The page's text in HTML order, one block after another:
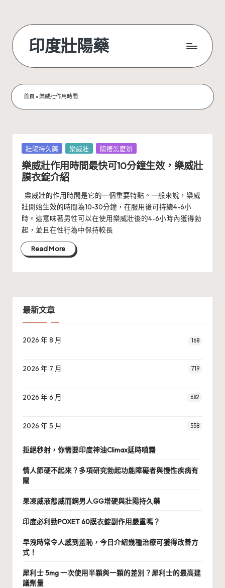
content
印度壯陽藥
首頁»樂威壯作用時間
Posted
in
壯陽持久藥 樂威壯 陽痿怎麼辦
樂威壯作用時間最快可10分鐘生效，樂威壯
膜衣錠介紹
樂威壯的作用時間是它的一個重要特點。一般來說，樂威
壯開始生效的時間為10-30分鐘，在服用後可持續4-6小
時。這意味著男性可以在使用樂威壯後的4-6小時內獲得勃
起，並且在性行為中保持較長
Read More
最新文章
2026 年 8 月 168
2026 年 7 月 719
2026 年 6 月 682
2026 年 5 月 558
拒絕秒射，你需要印度神油Climax延時噴霧
情人節硬不起來？多項研究勃起功能障礙者與慢性疾病有
關
果凍威液態威而鋼男人GG增硬與壯陽持久藥
印度必利勁POXET 60膜衣錠副作用嚴重嗎？
早洩時常令人感到羞恥，今日介紹幾種治療可獲得改善方
式！
犀利士 5mg 一次使用半顆與一顆的差別？犀利士的最高建
議劑量